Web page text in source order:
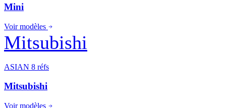
Mini
Voir modèles
Mitsubishi
ASIAN 8 réfs
Mitsubishi
Voir modèles